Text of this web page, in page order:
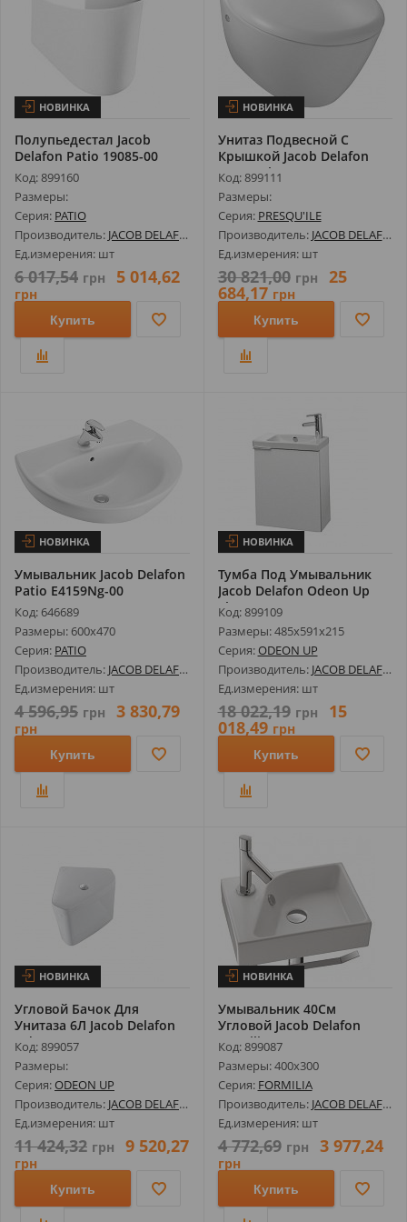
НОВИНКА
Полупьедестал Jacob
Delafon Patio 19085-00
Код: 899160
Размеры:
Серия: PATIO
Производитель: JACOB DELAFON
Ед.измерения: шт
6 017,54 грн 5 014,62
грн
Купить
НОВИНКА
Унитаз Подвесной С
Крышкой Jacob Delafon
Presqu'Ile ...
Код: 899111
Размеры:
Серия: PRESQU'ILE
Производитель: JACOB DELAFON
Ед.измерения: шт
30 821,00 грн 25
684,17 грн
Купить
НОВИНКА
Умывальник Jacob Delafon
Patio E4159Ng-00
Код: 646689
Размеры: 600х470
Серия: PATIO
Производитель: JACOB DELAFON
Ед.измерения: шт
4 596,95 грн 3 830,79
грн
Купить
НОВИНКА
Тумба Под Умывальник
Jacob Delafon Odeon Up
Eb863-N1...
Код: 899109
Размеры: 485х591х215
Серия:ODEON UP
Производитель: JACOB DELAFON
Ед.измерения: шт
18 022,19 грн 15
018,49 грн
Купить
НОВИНКА
Угловой Бачок Для
Унитаза 6Л Jacob Delafon
Odeon Up ...
Код: 899057
Размеры:
Серия:ODEON UP
Производитель: JACOB DELAFON
Ед.измерения: шт
11 424,32 грн 9 520,27
грн
Купить
НОВИНКА
Умывальник 40См
Угловой Jacob Delafon
Formilia E4786...
Код: 899087
Размеры: 400х300
Серия: FORMILIA
Производитель: JACOB DELAFON
Ед.измерения: шт
4 772,69 грн 3 977,24
грн
Купить